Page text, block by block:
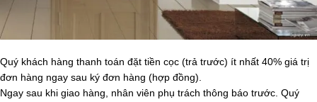
Quý khách hàng thanh toán đặt tiền cọc (trả trước) ít nhất 40% giá trị
đơn hàng ngay sau ký đơn hàng (hợp đồng).
Ngay sau khi giao hàng, nhân viên phụ trách thông báo trước. Quý